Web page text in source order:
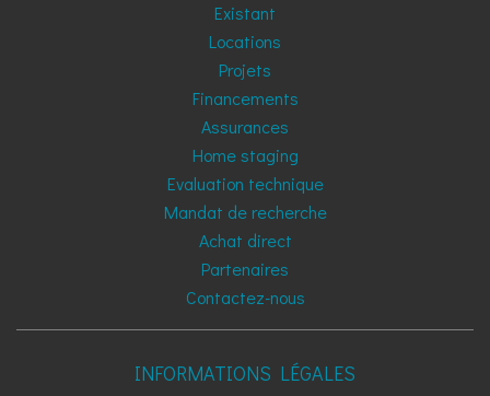
Existant
Locations
Projets
Financements
Assurances
Home staging
Evaluation technique
Mandat de recherche
Achat direct
Partenaires
Contactez-nous
INFORMATIONS LÉGALES